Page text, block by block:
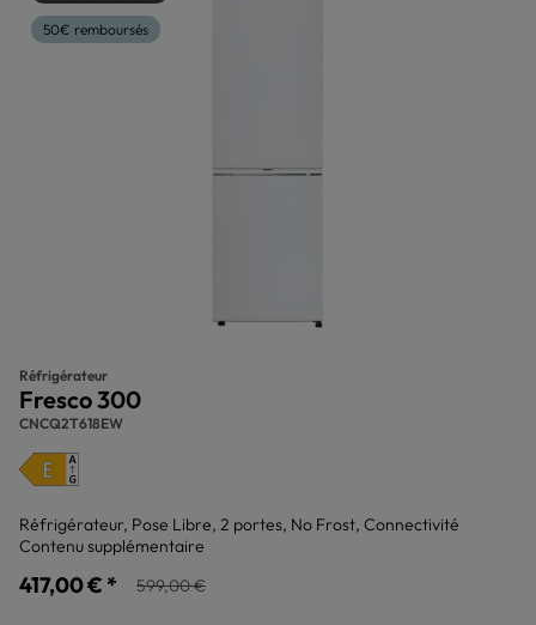
50€ remboursés
Réfrigérateur
Fresco 300
CNCQ2T618EW
Réfrigérateur, Pose Libre, 2 portes, No Frost, Connectivité
Contenu supplémentaire
417,00 € * 599,00 €